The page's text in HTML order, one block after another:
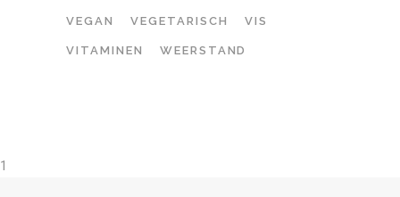
VEGAN VEGETARISCH VIS
VITAMINEN WEERSTAND
1